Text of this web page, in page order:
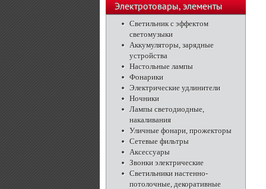
телефоны
Электротовары, элементы
питания, освещение
Светильник с эффектом
светомузыки
Аккумуляторы, зарядные
устройства
Настольные лампы
Фонарики
Электрические удлинители
Ночники
Лампы светодиодные,
накаливания
Уличные фонари, прожекторы
Сетевые фильтры
Аксессуары
Звонки электрические
Светильники настенно-
потолочные, декоративные